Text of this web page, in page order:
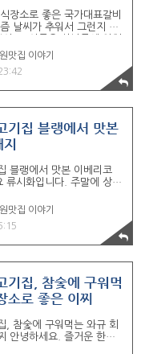
이 가서 구워먹기도 좋아
소스 세팅~! 돌판에 같이
장소로 좋은 국가대표갈비
날씨가 추워서 그런지 고
국가대표갈비살이에요 가
곳입니다. 가게 전경입니
라인이에요 ㅋㅋ 아래층
구요. 다양한 메뉴들. 현재
. 내부 룸형식으로 되어있
장소로도 좋아요 상세메뉴.
겹살. 차돌박이, 등등..^^;
먹으러 왔어요 ㅋㅋ 오랜만
들이에요. 굉장히 잘나오
맛집 이야기
기집 블랭에서 맛본
블랭에서 맛본 이베리코
류시화입니다. 주말에 상남
곳인데... 이번에 새롭게 이
보인다고 해서 말이죠.
딩 1층에 위치한 블랭 상남
지하에 하시면 됩니다. ■ 세
합니다. 도토리밭에서 방
이 더욱 쫄깃하고 육향이
네요. 요즘 미식가들 사이
요. 예약하고 갔는게 기본
어있습니다. 소스와 된장.
맛집 이야기
기집, 참숯에 구워먹
소로 좋은 이찌
, 참숯에 구워먹는 와규 회
안녕하세요. 즐거운 한주